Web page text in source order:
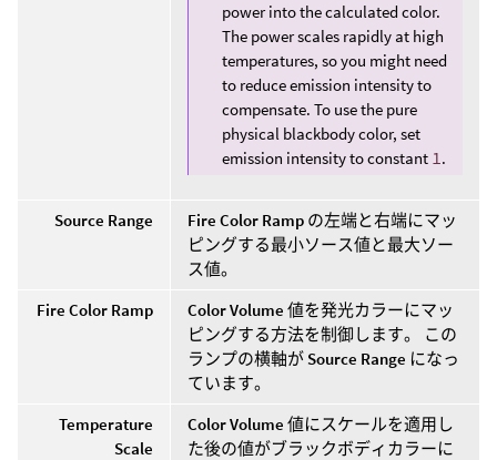
power into the calculated color.
The power scales rapidly at high
temperatures, so you might need
to reduce emission intensity to
compensate. To use the pure
physical blackbody color, set
emission intensity to constant 1.
Source Range Fire Color Ramp の左端と右端にマッ
ピングする最小ソース値と最大ソー
ス値。
Fire Color Ramp
Color Volume 値を発光カラーにマッ
ピングする方法を制御します。 この
ランプの横軸が Source Range になっ
ています。
Temperature
Scale
Color Volume 値にスケールを適用し
た後の値がブラックボディカラーに